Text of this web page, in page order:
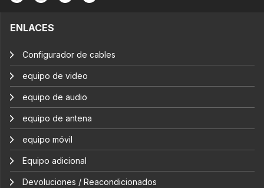
ENLACES
Configurador de cables
equipo de video
equipo de audio
equipo de antena
equipo móvil
Equipo adicional
Devoluciones / Reacondicionados